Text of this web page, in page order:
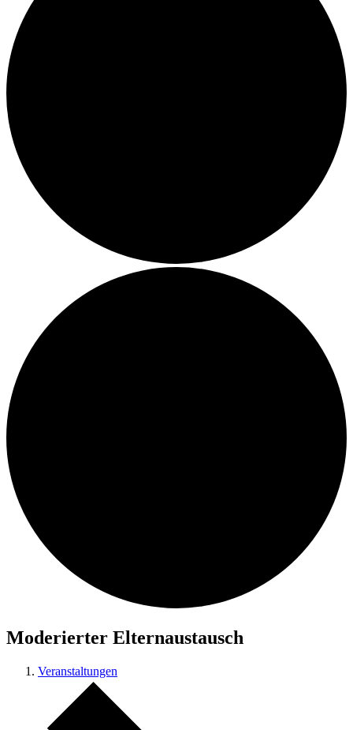
Moderierter Elternaustausch
Veranstaltungen